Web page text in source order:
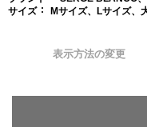
サイズ
Mサイズ、Lサイズ、
表示方法の変更